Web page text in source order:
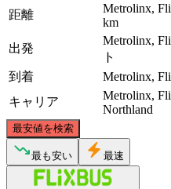
距離
Metrolinx,
km
出発
Metrolinx,
ト
到着
Metrolinx,
キャリア
Metrolinx,
Northland
最安値を検索
最も安い 最速